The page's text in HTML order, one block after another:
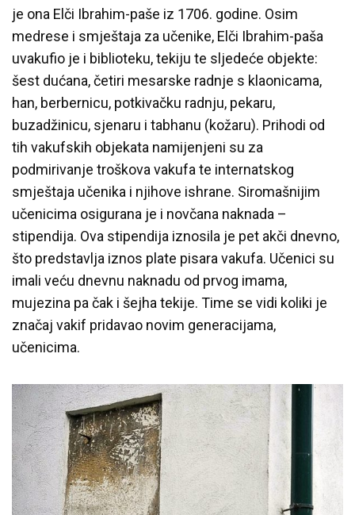
je ona Elči Ibrahim-paše iz 1706. godine. Osim
medrese i smještaja za učenike, Elči Ibrahim-paša
uvakufio je i biblioteku, tekiju te sljedeće objekte:
šest dućana, četiri mesarske radnje s klaonicama,
han, berbernicu, potkivačku radnju, pekaru,
buzadžinicu, sjenaru i tabhanu (kožaru). Prihodi od
tih vakufskih objekata namijenjeni su za
podmirivanje troškova vakufa te internatskog
smještaja učenika i njihove ishrane. Siromašnijim
učenicima osigurana je i novčana naknada –
stipendija. Ova stipendija iznosila je pet akči dnevno,
što predstavlja iznos plate pisara vakufa. Učenici su
imali veću dnevnu naknadu od prvog imama,
mujezina pa čak i šejha tekije. Time se vidi koliki je
značaj vakif pridavao novim generacijama,
učenicima.